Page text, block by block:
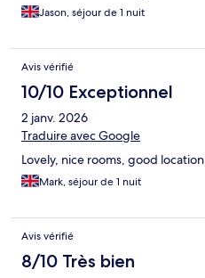
Jason, séjour de 1 nuit
Avis vérifié
10/10 Exceptionnel
2 janv. 2026
Traduire avec Google
Lovely, nice rooms, good location
Mark, séjour de 1 nuit
Avis vérifié
8/10 Très bien